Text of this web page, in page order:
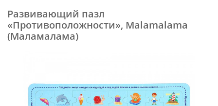
Развивающий пазл
«Противоположности», Malamalama
(Маламалама)